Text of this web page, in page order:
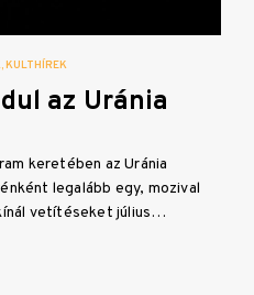
KULTHÍREK
az Uránia
keretében az Uránia
legalább egy, mozival
vetítéseket július…